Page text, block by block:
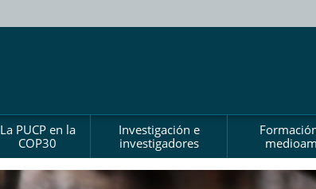
La PUCP en la
COP30
Investigación e
investigadores